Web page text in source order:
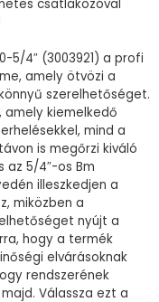
csatlakozóval
5/4″ (3003921) a profi
amely ötvözi a
szerelhetőséget.
amely kiemelkedő
mind a
is megőrzi kiváló
az 5/4″-os Bm
illeszkedjen a
miközben a
nyújt a
hogy a termék
elvárásoknak
rendszerének
Válassza ezt a